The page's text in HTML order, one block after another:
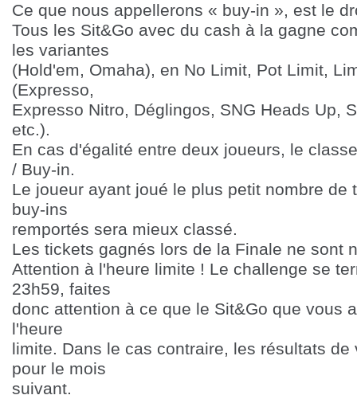
Ce que nous appellerons « buy-in », est le
Tous les Sit&Go avec du cash à la gagne
les variantes
(Hold'em, Omaha), en No Limit, Pot Limit,
(Expresso,
Expresso Nitro, Déglingos, SNG Heads Up,
etc.).
En cas d'égalité entre deux joueurs, le
/ Buy-in.
Le joueur ayant joué le plus petit nombre de
buy-ins
remportés sera mieux classé.
Les tickets gagnés lors de la Finale ne sont
Attention à l'heure limite ! Le challenge se
23h59, faites
donc attention à ce que le Sit&Go que vous
l'heure
limite. Dans le cas contraire, les résultats
pour le mois
suivant.